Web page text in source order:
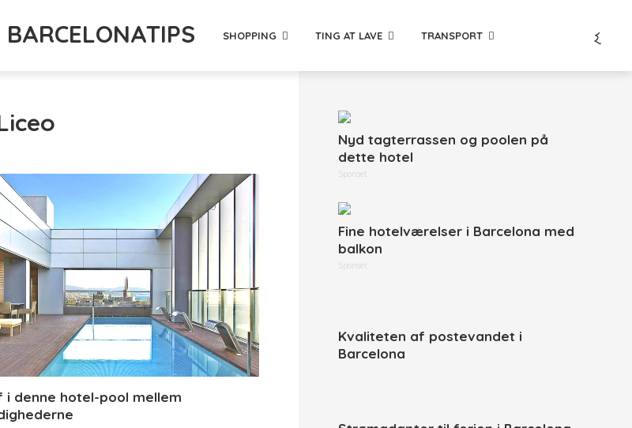
BARCELONATIPS SHOPPING TING AT LAVE TRANSPORT
i denne hotel-pool mellem
Nyd tagterrassen og poolen på
dette hotel
Sponset
Fine hotelværelser i Barcelona med
balkon
Sponset
Kvaliteten af postevandet i
Barcelona